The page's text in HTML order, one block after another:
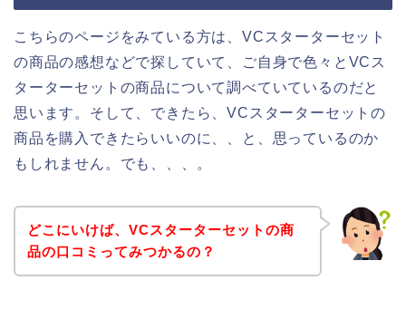
こちらのページをみている方は、VCスターターセット
の商品の感想などで探していて、ご自身で色々とVCス
ターターセットの商品について調べていているのだと
思います。そして、できたら、VCスターターセットの
商品を購入できたらいいのに、、と、思っているのか
もしれません。でも、、、。
どこにいけば、VCスターターセットの商
品の口コミってみつかるの？